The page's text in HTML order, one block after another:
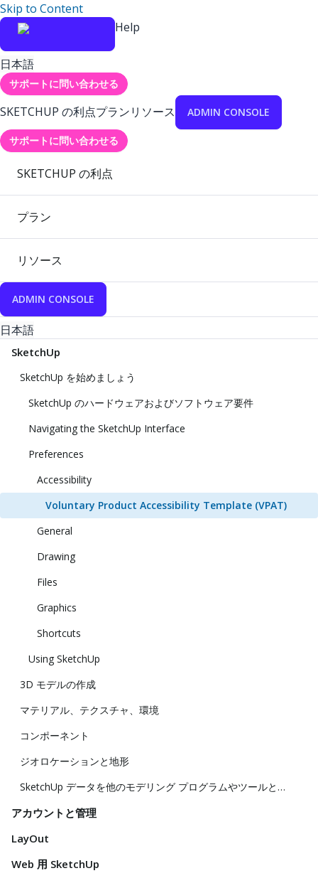
Skip to Content
Help
日本語
サポートに問い合わせる
SKETCHUP の利点プランリソース ADMIN CONSOLE
サポートに問い合わせる
SKETCHUP の利点
プラン
リソース
ADMIN CONSOLE
日本語
SketchUp
SketchUp を始めましょう
SketchUp のハードウェアおよびソフトウェア要件
Navigating the SketchUp Interface
Preferences
Accessibility
Voluntary Product Accessibility Template (VPAT)
General
Drawing
Files
Graphics
Shortcuts
Using SketchUp
3D モデルの作成
マテリアル、テクスチャ、環境
コンポーネント
ジオロケーションと地形
SketchUp データを他のモデリング プログラムやツールと共に使用する
アカウントと管理
LayOut
Web 用 SketchUp